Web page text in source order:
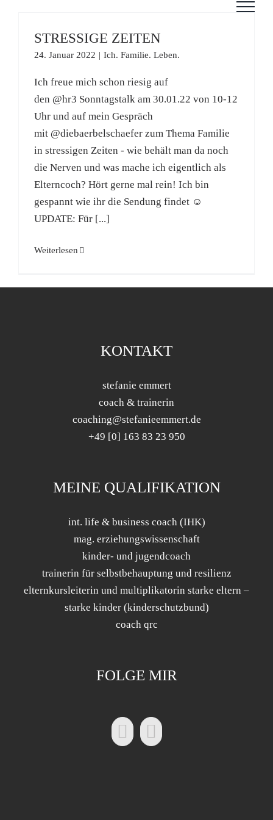
springenSTRESSIGE ZEITEN
24. Januar 2022 | Ich. Familie. Leben.
Ich freue mich schon riesig auf
den @hr3 Sonntagstalk am 30.01.22 von 10-12
Uhr und auf mein Gespräch
mit @diebaerbelschaefer zum Thema Familie
in stressigen Zeiten - wie behält man da noch
die Nerven und was mache ich eigentlich als
Elterncoch? Hört gerne mal rein! Ich bin
gespannt wie ihr die Sendung findet ☺️
UPDATE: Für [...]
Weiterlesen
KONTAKT
stefanie emmert
coach & trainerin
coaching@stefanieemmert.de
+49 [0] 163 83 23 950
MEINE QUALIFIKATION
int. life & business coach (IHK)
mag. erziehungswissenschaft
kinder- und jugendcoach
trainerin für selbstbehauptung und resilienz
elternkursleiterin und multiplikatorin starke eltern –
starke kinder (kinderschutzbund)
coach qrc
FOLGE MIR